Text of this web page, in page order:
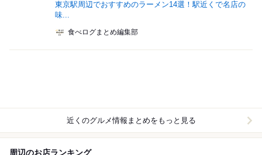
東京駅周辺でおすすめのラーメン14選！駅近くで名店の
味...
食べログまとめ編集部
近くのグルメ情報まとめをもっと見る
周辺のお店ランキング